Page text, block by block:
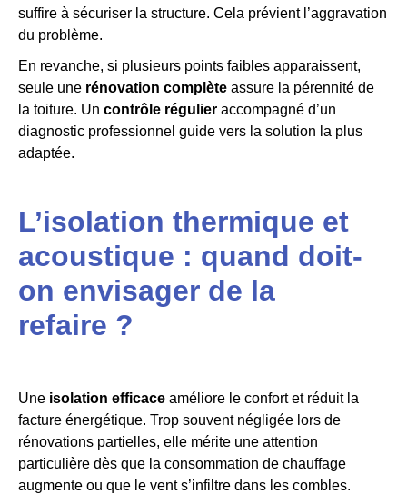
suffire à sécuriser la structure. Cela prévient l’aggravation
du problème.
En revanche, si plusieurs points faibles apparaissent,
seule une rénovation complète assure la pérennité de
la toiture. Un contrôle régulier accompagné d’un
diagnostic professionnel guide vers la solution la plus
adaptée.
L’isolation thermique et
acoustique : quand doit-
on envisager de la
refaire ?
Une isolation efficace améliore le confort et réduit la
facture énergétique. Trop souvent négligée lors de
rénovations partielles, elle mérite une attention
particulière dès que la consommation de chauffage
augmente ou que le vent s’infiltre dans les combles.